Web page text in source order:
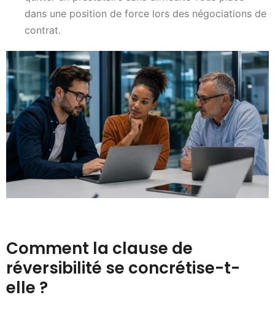
dans une position de force lors des négociations de
contrat.
Comment la clause de
réversibilité se concrétise-t-
elle ?